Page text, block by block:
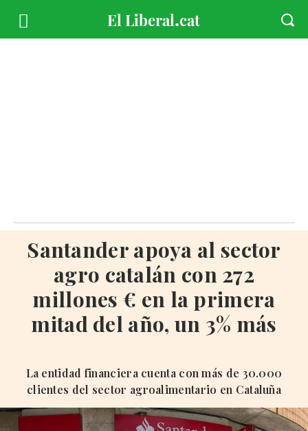
Santander apoya al sector
agro catalán con 272
millones € en la primera
mitad del año, un 3% más
La entidad financiera cuenta con más de 30.000
clientes del sector agroalimentario en Cataluña